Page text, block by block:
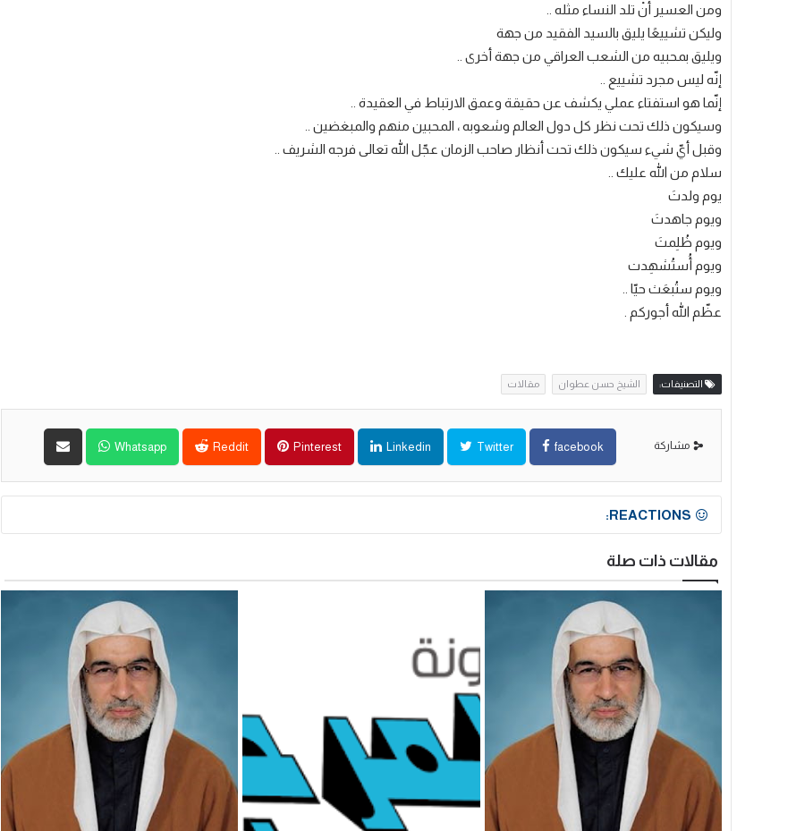
ومن العسير أنْ تلد النساء مثله ..
وليكن تشييعًا يليق بالسيد الفقيد من جهة
ويليق بمحبيه من الشعب العراقي من جهة أخرى ..
إنّه ليس مجرد تشييع ..
إنّما هو استفتاء عملي يكشف عن حقيقة وعمق الارتباط في العقيدة ..
وسيكون ذلك تحت نظر كل دول العالم وشعوبه ، المحبين منهم والمبغضين ..
وقبل أيّ شيء سيكون ذلك تحت أنظار صاحب الزمان عجّل الله تعالى فرجه الشريف ..
سلام من الله عليك ..
يوم ولدتَ
ويوم جاهدتَ
ويوم ظُلِمتَ
ويوم أُستُشهِدت
ويوم ستُبعَث حيّا ..
عظّم الله أجوركم .
التصنيفات: الشيخ حسن عطوان مقالات
مشاركة facebook
Twitter
Linkedin
Pinterest
Reddit
Whatsapp
REACTIONS:
مقالات ذات صلة